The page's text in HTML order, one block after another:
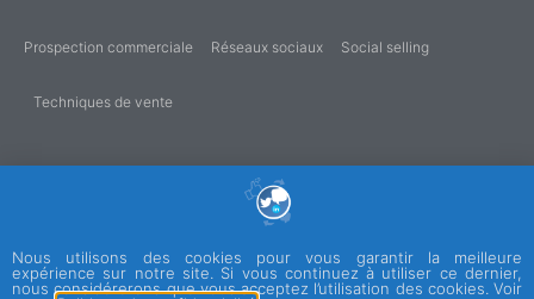
Prospection commerciale Réseaux sociaux Social selling
Techniques de vente
Nous utilisons des cookies pour vous garantir la meilleure
expérience sur notre site. Si vous continuez à utiliser ce dernier,
nous considérerons que vous acceptez l’utilisation des cookies. Voir